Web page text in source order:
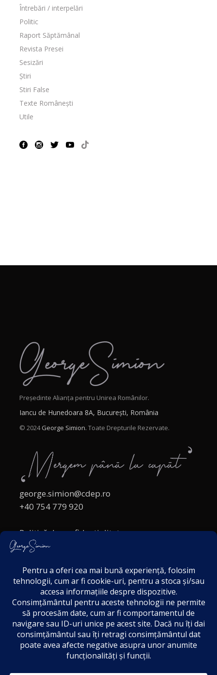
Întrebări / interpelări
Politic
Raport Săptămânal
Revista Presei
Sesizări
Știri
Stiri False
Texte Românești
Utile
Președinte Alianța pentru Unirea Românilor.
Iancu de Hunedoara 8A, București, România
© 2024George Simion. Toate Drepturile Rezervate.
george.simion@cdep.ro
+40 754 779 920
Politică de confidențialitate
Politica cookies
Acordul de markting
Disclaimer